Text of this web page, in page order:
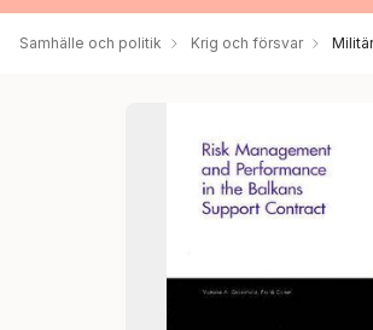
Samhälle och politik Krig och försvar